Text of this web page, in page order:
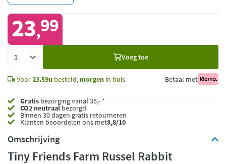
23,99
Voeg toe
Voor23.59u besteld, morgen in huis Betaal met
Gratis bezorging vanaf 35,- *
CO2 neutraalbezorgd
Binnen 30 dagen gratis retourneren
Klanten beoordelen ons met8,8/10
Omschrijving
Tiny Friends Farm Russel Rabbit